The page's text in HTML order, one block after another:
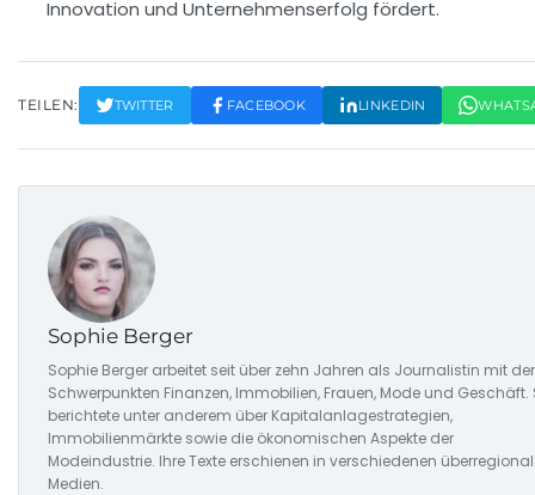
Innovation und Unternehmenserfolg fördert.
TEILEN: TWITTER FACEBOOK LINKEDIN
Sophie Berger
Sophie Berger arbeitet seit über zehn Jahren als Journalistin mit
Schwerpunkten Finanzen, Immobilien, Frauen, Mode und Geschäft.
berichtete unter anderem über Kapitalanlagestrategien,
Immobilienmärkte sowie die ökonomischen Aspekte der
Modeindustrie. Ihre Texte erschienen in verschiedenen
Medien.